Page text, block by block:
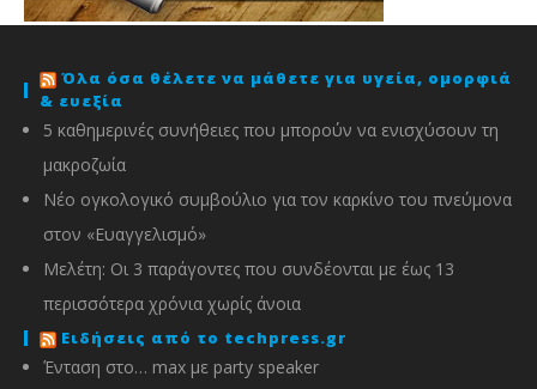
Όλα όσα θέλετε να μάθετε για υγεία, ομορφιά
& ευεξία
5 καθημερινές συνήθειες που μπορούν να ενισχύσουν τη
μακροζωία
Νέο ογκολογικό συμβούλιο για τον καρκίνο του πνεύμονα
στον «Ευαγγελισμό»
Μελέτη: Οι 3 παράγοντες που συνδέονται με έως 13
περισσότερα χρόνια χωρίς άνοια
Ειδήσεις από το techpress.gr
Ένταση στο… max με party speaker